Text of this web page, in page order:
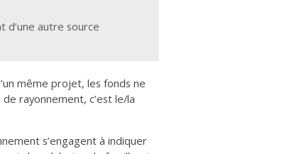
d’une autre source
même projet, les fonds ne
de rayonnement, c’est le/la
s’engagent à indiquer